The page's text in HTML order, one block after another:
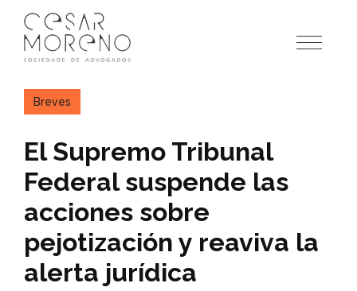
para
conteúdo
Breves
El Supremo Tribunal
Federal suspende las
acciones sobre
pejotización y reaviva la
alerta jurídica